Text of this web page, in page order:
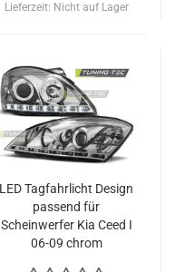
Lieferzeit: Nicht auf Lager
LED Tagfahrlicht Design
passend für
Scheinwerfer Kia Ceed I
06-09 chrom